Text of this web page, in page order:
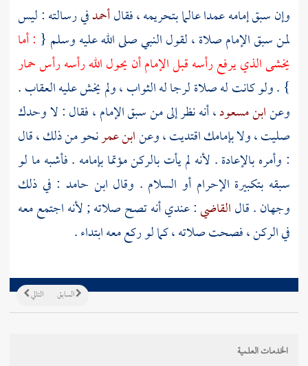
وإن سبق إمامه عمدا عالما بتحريمه ، فقالأحمدفي رسالته : ليس
لمن سبق الإمام صلاة ، لقول النبي صلى الله عليه وسلم { : أما
يخشى الذي يرفع رأسه قبل الإمام أن يحول الله رأسه رأس حمار
} . ولو كانت له صلاة لرجا له الثواب ، ولم يخش عليه العقاب .
وعنابن مسعود، أنه نظر إلى من سبق الإمام ، فقال : لا وحدك
صليت ، ولا بإمامك اقتديت ، وعنابن عمرنحو من ذلك ، قال
: وأمره بالإعادة . لأنه لم يأت بالركن مؤتما بإمامه . فأشبه ما لو
سبقه بتكبيرة الإحرام أو السلام . وقال ابن حامد : في ذلك
وجهان . قالالقاضي: عندي أنه تصح صلاته ; لأنه اجتمع معه
في الركن ، فصحت صلاته ، كما لو ركع معه ابتداء .
التالي السابق
الخدمات العلمية